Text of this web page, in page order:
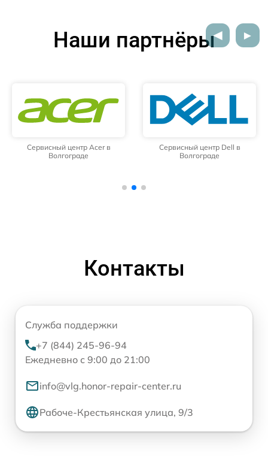
Наши партнёры
Сервисный центр Acer в
Волгограде
Сервисный центр Dell в
Волгограде
Контакты
Служба поддержки
+7 (844) 245-96-94
Ежедневно с 9:00 до 21:00
info@vlg.honor-repair-center.ru
Рабоче-Крестьянская улица, 9/3